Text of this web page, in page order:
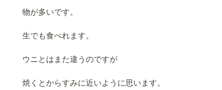
物が多いです。
生でも食べれます。
ウニとはまた違うのですが
焼くとからすみに近いように思います。